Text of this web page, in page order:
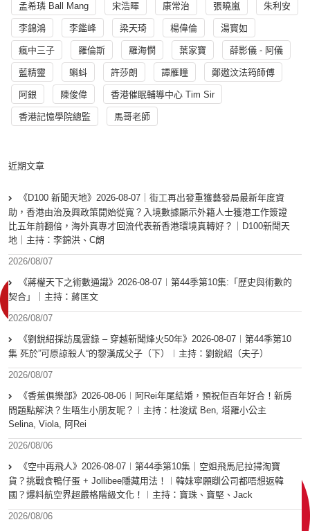
孟希璘 Ball Mang 宋浩暉 康常治 張曉嵐 朱利安
李錦鴻 李鑑峰 梁天琦 楊偉倫 湯寳如
瘋中三子 羅倫斯 羅海憫 葉家寶 薛影儀 - 阿儀
藍精靈 蝌蚪 許莎朗 譚雁瞳 鄭遨汶法筠師傅
阿銀 陳俊偉 香港催眠輔導中心 Tim Sir
香港記憶學院總監 馬哥老師
近期文章
《D100 新聞天地》2026-08-07｜街工再出發重獲藝發局最新年度資
助，香港由治及興政策開始從寬？入境數據顯示外籍人士獲港工作簽證
比五年前翻倍，海外真專才回流代表新香港環境真轉好？｜D100新聞天
地｜主持：李錦洪、C朗
2026/08/07
《蔣權天下之術數通識》2026-08-07︱第44季第10集:「歴史與術數的
契合」｜主持：蔣匡文
2026/08/07
《劉銳紹採訪風雲錄 – 穿越新聞烽火50年》2026-08-07︱第44季第10
集 死於”可原諒殺人“的黎漢成父子（下）︱主持：劉銳紹（夫子）
2026/08/07
《香蕉俱樂部》2026-08-06︱阿Rei年尾結婚，預祝佢百年好合！新房
問題點解決？生唔生小朋友呢？︱主持：杜浚斌 Ben, 塔羅小公主
Selina, Viola, 阿Rei
2026/08/06
《空中再飛人》2026-08-07︱第44季第10集｜空姐飛馬尼拉掃淘寶
貨？挑戰食鴨仔蛋 + Jollibee隱藏用法！︱韓妹寧願瞓公司都唔想返韓
國？爆料航空界超嚴格階級文化！︱主持：寶珠、寶堅、Jack
2026/08/06